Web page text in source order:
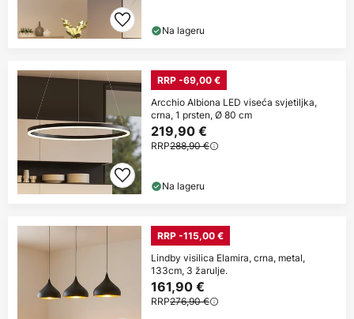
Na lageru
RRP -69,00 €
Arcchio Albiona LED viseća svjetiljka,
crna, 1 prsten, Ø 80 cm
219,90 €
RRP288,90 €
Na lageru
RRP -115,00 €
Lindby visilica Elamira, crna, metal,
133cm, 3 žarulje.
161,90 €
RRP276,90 €